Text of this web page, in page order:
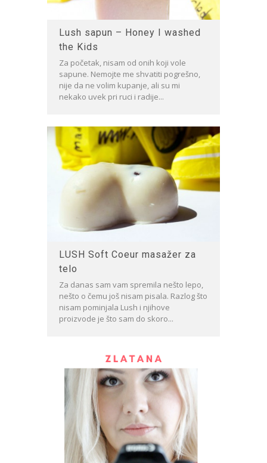
Lush sapun – Honey I washed
the Kids
Za početak, nisam od onih koji vole
sapune. Nemojte me shvatiti pogrešno,
nije da ne volim kupanje, ali su mi
nekako uvek pri ruci i radije...
LUSH Soft Coeur masažer za
telo
Za danas sam vam spremila nešto lepo,
nešto o čemu još nisam pisala. Razlog što
nisam pominjala Lush i njihove
proizvode je što sam do skoro...